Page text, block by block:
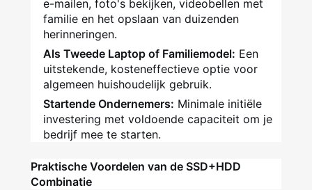
e-mailen, foto's bekijken, videobellen met
familie en het opslaan van duizenden
herinneringen.
Als Tweede Laptop of Familiemodel: Een
uitstekende, kosteneffectieve optie voor
algemeen huishoudelijk gebruik.
Startende Ondernemers: Minimale initiële
investering met voldoende capaciteit om je
bedrijf mee te starten.
Praktische Voordelen van de SSD+HDD
Combinatie